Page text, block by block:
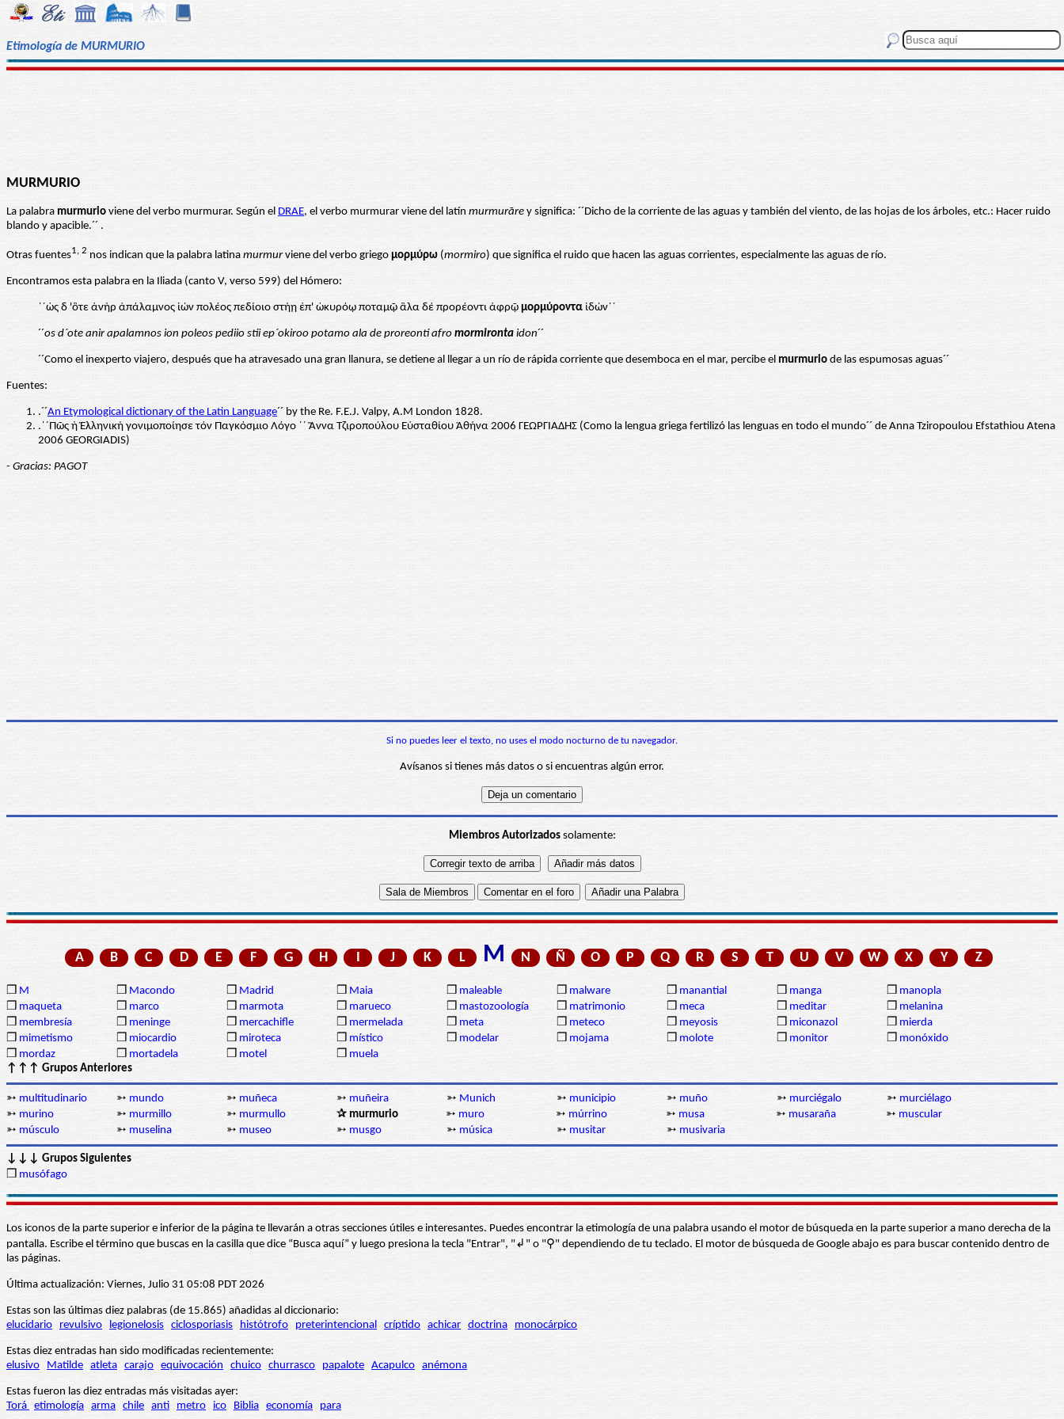
Etimología de MURMURIO
MURMURIO
La palabra murmurio viene del verbo murmurar. Según el DRAE, el verbo murmurar viene del latín murmurāre y significa: ´´Dicho de la corriente de las aguas y también del viento, de las hojas de los árboles, etc.: Hacer ruido
blando y apacible.´´ .
Otras fuentes1, 2 nos indican que la palabra latina murmurviene del verbo griego μορμύρω (mormiro) que significa el ruido que hacen las aguas corrientes, especialmente las aguas de río.
Encontramos esta palabra en la Iliada (canto V, verso 599) del Hómero:
´´ὡς δ 'ὃτε ἀνήρ ἀπάλαμνος ἰών πολέος πεδίοιο στήῃ ἐπ' ὠκυρόῳ ποταμῷ ἃλα δέ προρέοντι ἀφρῷ μορμύροντα ἰδών´´
´´os d´ote anir apalamnos ion poleos pediio stii ep´okiroo potamo ala de proreonti afro mormironta idon´´
´´Como el inexperto viajero, después que ha atravesado una gran llanura, se detiene al llegar a un río de rápida corriente que desemboca en el mar, percibe el murmurio de las espumosas aguas´´
Fuentes:
.´´An Etymological dictionary of the Latin Language´´ by the Re. F.E.J. Valpy, A.M London 1828.
.´´Πῶς ἡ Ἑλληνική γονιμοποίησε τόν Παγκόσμιο Λόγο ´´ Ἂννα Τζιροπούλου Εὐσταθίου Ἀθήνα 2006 ΓΕΩΡΓΙΑΔΗΣ (Como la lengua griega fertilizó las lenguas en todo el mundo´´ de Anna Tziropoulou Efstathiou Atena
2006 GEORGIADIS)
- Gracias: PAGOT
Si no puedes leer el texto, no uses el modo nocturno de tu navegador.
Avísanos si tienes más datos o si encuentras algún error.
Miembros Autorizadossolamente:
A B C D E F G H I J K L M N Ñ O P Q R S T U V W X Y Z
❒ M ❒ Macondo ❒ Madrid ❒ Maia ❒ maleable ❒ malware ❒ manantial ❒ manga ❒ manopla
❒ maqueta ❒ marco ❒ marmota ❒ marueco ❒ mastozoología ❒ matrimonio ❒ meca ❒ meditar ❒ melanina
❒ membresía ❒ meninge ❒ mercachifle ❒ mermelada ❒ meta ❒ meteco ❒ meyosis ❒ miconazol ❒ mierda
❒ mimetismo ❒ miocardio ❒ miroteca ❒ místico ❒ modelar ❒ mojama ❒ molote ❒ monitor ❒ monóxido
❒ mordaz ❒ mortadela ❒ motel ❒ muela
↑↑↑ Grupos Anteriores
➳ multitudinario ➳ mundo ➳ muñeca ➳ muñeira ➳ Munich ➳ municipio ➳ muño ➳ murciégalo ➳ murciélago
➳ murino ➳ murmillo ➳ murmullo ✰ murmurio ➳ muro ➳ múrrino ➳ musa ➳ musaraña ➳ muscular
➳ músculo ➳ muselina ➳ museo ➳ musgo ➳ música ➳ musitar ➳ musivaria
↓↓↓ Grupos Siguientes
❒ musófago
Los iconos de la parte superior e inferior de la página te llevarán a otras secciones útiles e interesantes. Puedes encontrar la etimología de una palabra usando el motor de búsqueda en la parte superior a mano derecha de la
pantalla. Escribe el término que buscas en la casilla que dice “Busca aquí” y luego presiona la tecla "Entrar", "↲" o "⚲" dependiendo de tu teclado. El motor de búsqueda de Google abajo es para buscar contenido dentro de
las páginas.
Última actualización: Viernes, Julio 31 05:08 PDT 2026
Estas son las últimas diez palabras (de 15.865) añadidas al diccionario:
elucidario
revulsivo legionelosis ciclosporiasis histótrofo preterintencional críptido achicar doctrina monocárpico
Estas diez entradas han sido modificadas recientemente:
elusivo
Matilde atleta carajo equivocación chuico churrasco papalote Acapulco anémona
Estas fueron las diez entradas más visitadas ayer:
Torá etimología arma chile anti metro ico Biblia economía para